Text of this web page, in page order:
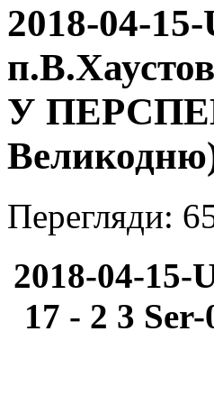
2018-04-
У
Перегляди:
2018-04-15-
17 - 2 3